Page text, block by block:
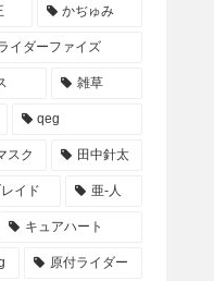
かぢゅみ
イダーファイズ
雑草
qeg
スク 田中針太
イド 亜-人
キュアハート
原付ライダー